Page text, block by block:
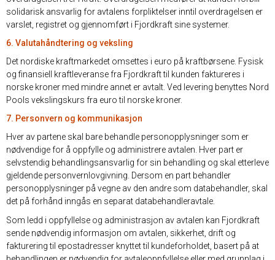
solidarisk ansvarlig for avtalens forpliktelser inntil overdragelsen er
varslet, registret og gjennomført i Fjordkraft sine systemer.
6. Valutahåndtering og veksling
Det nordiske kraftmarkedet omsettes i euro på kraftbørsene. Fysisk
og finansiell kraftleveranse fra Fjordkraft til kunden faktureres i
norske kroner med mindre annet er avtalt. Ved levering benyttes Nord
Pools vekslingskurs fra euro til norske kroner.
7. Personvern og kommunikasjon
Hver av partene skal bare behandle personopplysninger som er
nødvendige for å oppfylle og administrere avtalen. Hver part er
selvstendig behandlingsansvarlig for sin behandling og skal etterleve
gjeldende personvernlovgivning. Dersom en part behandler
personopplysninger på vegne av den andre som databehandler, skal
det på forhånd inngås en separat databehandleravtale.
Som ledd i oppfyllelse og administrasjon av avtalen kan Fjordkraft
sende nødvendig informasjon om avtalen, sikkerhet, drift og
fakturering til epostadresser knyttet til kundeforholdet, basert på at